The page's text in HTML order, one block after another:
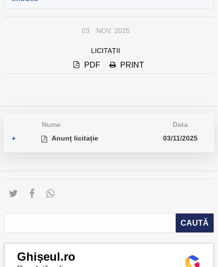
03 NOV. 2025
LICITAȚII
PDF PRINT
Nume
Data
+
Anunț licitație 03/11/2025
Ghișeul.ro